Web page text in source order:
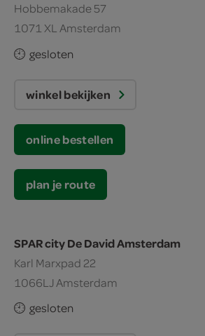
Hobbemakade 57
1071 XL Amsterdam
gesloten
winkel bekijken
online bestellen
plan je route
SPAR city De David Amsterdam
Karl Marxpad 22
1066LJ Amsterdam
gesloten